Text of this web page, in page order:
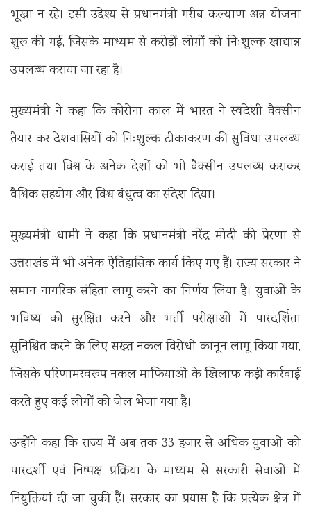
भूखा न रहे। इसी उद्देश्य से प्रधानमंत्री गरीब कल्याण अन्न योजना
शुरू की गई, जिसके माध्यम से करोड़ों लोगों को निःशुल्क खाद्यान्न
उपलब्ध कराया जा रहा है।
मुख्यमंत्री ने कहा कि कोरोना काल में भारत ने स्वदेशी वैक्सीन
तैयार कर देशवासियों को निःशुल्क टीकाकरण की सुविधा उपलब्ध
कराई तथा विश्व के अनेक देशों को भी वैक्सीन उपलब्ध कराकर
वैश्विक सहयोग और विश्व बंधुत्व का संदेश दिया।
मुख्यमंत्री धामी ने कहा कि प्रधानमंत्री नरेंद्र मोदी की प्रेरणा से
उत्तराखंड में भी अनेक ऐतिहासिक कार्य किए गए हैं। राज्य सरकार ने
समान नागरिक संहिता लागू करने का निर्णय लिया है। युवाओं के
भविष्य को सुरक्षित करने और भर्ती परीक्षाओं में पारदर्शिता
सुनिश्चित करने के लिए सख्त नकल विरोधी कानून लागू किया गया,
जिसके परिणामस्वरूप नकल माफियाओं के खिलाफ कड़ी कार्रवाई
करते हुए कई लोगों को जेल भेजा गया है।
उन्होंने कहा कि राज्य में अब तक 33 हजार से अधिक युवाओं को
पारदर्शी एवं निष्पक्ष प्रक्रिया के माध्यम से सरकारी सेवाओं में
नियुक्तियां दी जा चुकी हैं। सरकार का प्रयास है कि प्रत्येक क्षेत्र में